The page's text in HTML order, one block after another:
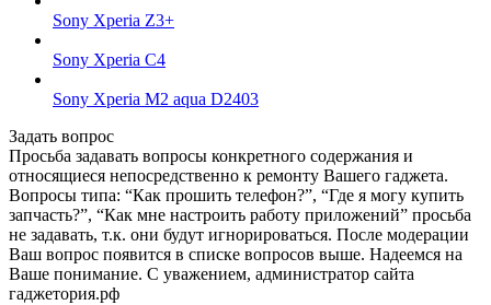
Sony Xperia Z3+
Sony Xperia C4
Sony Xperia M2 aqua D2403
Задать вопрос
Просьба задавать вопросы конкретного содержания и
относящиеся непосредственно к ремонту Вашего гаджета.
Вопросы типа: “Как прошить телефон?”, “Где я могу купить
запчасть?”, “Как мне настроить работу приложений” просьба
не задавать, т.к. они будут игнорироваться. После модерации
Ваш вопрос появится в списке вопросов выше. Надеемся на
Ваше понимание. С уважением, администратор сайта
гаджетория.рф